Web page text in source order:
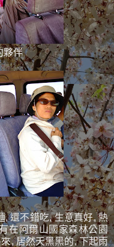
夥伴
, 還不錯吃, 生意真好, 熱
在阿爾山國家森林公園
, 居然天黑黑的, 下起雨